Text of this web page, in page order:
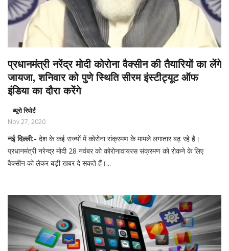
प्रधानमंत्री नरेंद्र मोदी कोरोना वैक्सीन की तैयारियों का लेंगे
जायजा, शनिवार को पुणे स्थिति सीरम इंस्टीट्यूट ऑफ
इंडिया का दौरा करेंगे
ब्यूरो रिपोर्ट
Nov 27, 2020
नई दिल्ली:- देश के कई राज्यों में कोरोना संक्रमण के मामले लगातार बढ़ रहे है।
प्रधानमंत्री नरेन्द्र मोदी 28 नवंबर को कोरोनावायरस संक्रमण को रोकने के लिए
वैक्‍सीन को लेकर बड़ी खबर दे सकते हैं।...